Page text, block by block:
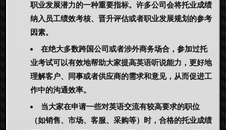
职业发展潜力的一种重要指标。许多公司会将托业成绩
纳入员工绩效考核、晋升评估或者职业发展规划的参考
因素。
在绝大多数跨国公司或者涉外商务场合，参加过托
业考试可以有效地帮助大家提高英语听说能力，更好地
理解客户、同事或者供应商的需求和意见，从而促进工
作中的沟通效率。
当大家在申请一些对英语交流有较高要求的职位
（如销售、市场、客服、采购等）时，合格的托业成绩